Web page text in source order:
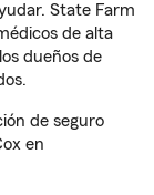
State Farm
de alta
dueños de
de seguro
en